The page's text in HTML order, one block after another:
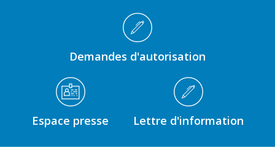
Demandes d'autorisation
Espace presse Lettre d'information